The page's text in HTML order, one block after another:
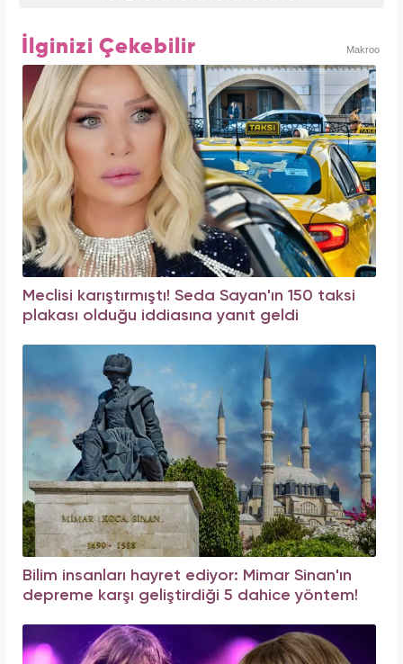
İlginizi Çekebilir Makroo
Meclisi karıştırmıştı! Seda Sayan'ın 150 taksi
plakası olduğu iddiasına yanıt geldi
Bilim insanları hayret ediyor: Mimar Sinan'ın
depreme karşı geliştirdiği 5 dahice yöntem!